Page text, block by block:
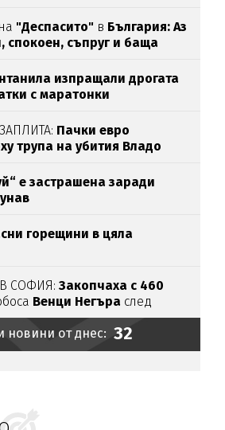
"Деспасито" в България: Аз
спокоен, съпруг и баща
изпращали дрогата
с маратонки
Пачки евро
трупа на убития Владо
е застрашена заради
горещини в цяла
СОФИЯ:Закопчаха с 460
Венци Негъра след
новини от днес: 32